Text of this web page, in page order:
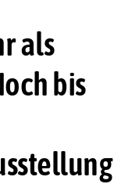
als
bis